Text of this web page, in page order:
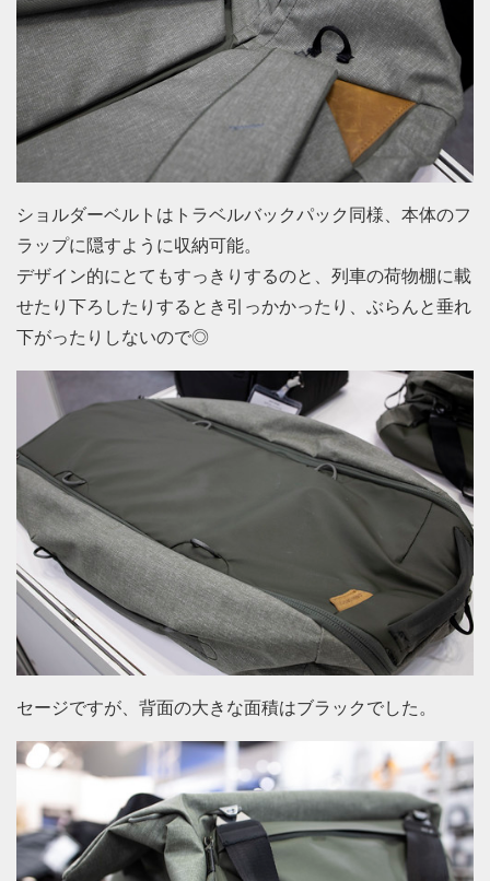
ショルダーベルトはトラベルバックパック同様、本体のフ
ラップに隠すように収納可能。
デザイン的にとてもすっきりするのと、列車の荷物棚に載
せたり下ろしたりするとき引っかかったり、ぶらんと垂れ
下がったりしないので◎
セージですが、背面の大きな面積はブラックでした。